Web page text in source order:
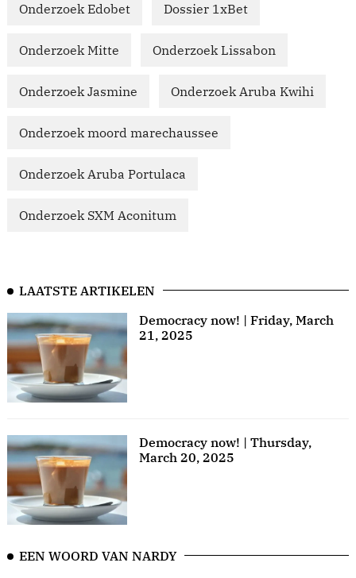
Onderzoek Edobet Dossier 1xBet
Onderzoek Mitte Onderzoek Lissabon
Onderzoek Jasmine Onderzoek Aruba Kwihi
Onderzoek moord marechaussee
Onderzoek Aruba Portulaca
Onderzoek SXM Aconitum
LAATSTE ARTIKELEN
Democracy now! | Friday, March
21, 2025
Democracy now! | Thursday,
March 20, 2025
EEN WOORD VAN NARDY